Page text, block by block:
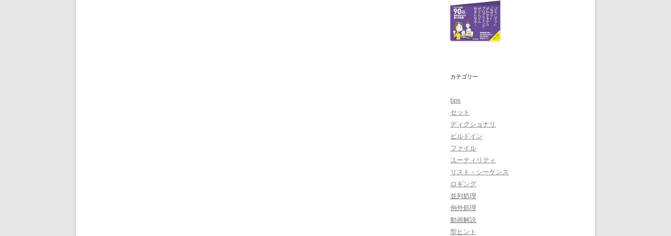
カテゴリー
tips
セット
ディクショナリ
ビルドイン
ファイル
ユーティリティ
リスト・シーケンス
ロギング
並列処理
例外処理
動画解説
型ヒント